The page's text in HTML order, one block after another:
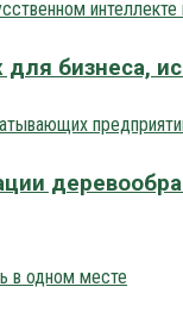
бизнеса,